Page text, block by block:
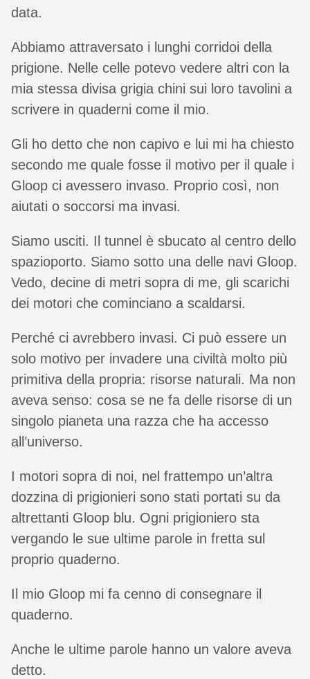
data.
Abbiamo attraversato i lunghi corridoi della
prigione. Nelle celle potevo vedere altri con la
mia stessa divisa grigia chini sui loro tavolini a
scrivere in quaderni come il mio.
Gli ho detto che non capivo e lui mi ha chiesto
secondo me quale fosse il motivo per il quale i
Gloop ci avessero invaso. Proprio così, non
aiutati o soccorsi ma invasi.
Siamo usciti. Il tunnel è sbucato al centro dello
spazioporto. Siamo sotto una delle navi Gloop.
Vedo, decine di metri sopra di me, gli scarichi
dei motori che cominciano a scaldarsi.
Perché ci avrebbero invasi. Ci può essere un
solo motivo per invadere una civiltà molto più
primitiva della propria: risorse naturali. Ma non
aveva senso: cosa se ne fa delle risorse di un
singolo pianeta una razza che ha accesso
all’universo.
I motori sopra di noi, nel frattempo un’altra
dozzina di prigionieri sono stati portati su da
altrettanti Gloop blu. Ogni prigioniero sta
vergando le sue ultime parole in fretta sul
proprio quaderno.
Il mio Gloop mi fa cenno di consegnare il
quaderno.
Anche le ultime parole hanno un valore aveva
detto.